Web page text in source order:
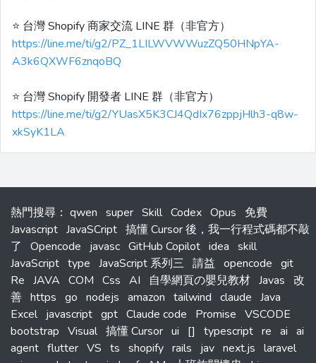
⭐️ 台灣 Shopify 商家交流 LINE 群（非官方）
https://line.me/ti/g2/PZ_1LILWVWWuzZQ50HNpYA-
A3k6QXWF6znqoBQ
⭐️ 台灣 Shopify 開發者 LINE 群（非官方）
https://line.me/ti/g2/YUasX5K3CJ4QdIx76zppjHlh3-q8w-
xkSyK1LA
熱門搜尋 ： qwen super Skill Codex Opus
免費
Javascript JavaSCript 搞懂 Cursor 後，我一行程式碼都不敲
了
Opencode javasc GitHub Copilot idea skill
JavaScript type JavaScript 系列三 請益 opencode git
Re JAVA COM Css AI 自學網頁の嬰兒教材 Javas 改
善 https go nodejs amazon tailwind claude Java
Excel javascript gpt Claude code Promise VSCODE
bootstrap Visual 搞懂 Cursor ui [] typescript re ai ai
agent flutter VS ts shopify rails jav next.js laravel